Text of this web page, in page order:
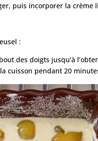
puis incorporer la crème
:
des doigts jusqu’à
cuisson pendant 20